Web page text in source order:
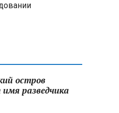
РФ: установлен
в «Москва-
которую
центры
остров
разведчика